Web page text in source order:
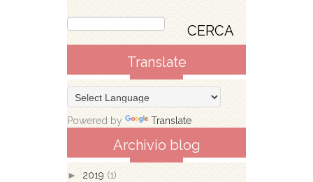
Translate
Powered by Translate
Archivio blog
► 2019 (1)